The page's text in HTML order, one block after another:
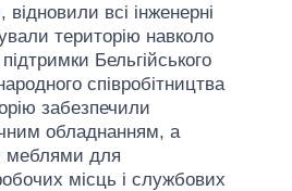
всі інженерні
територію навколо
Бельгійського
співробітництва
забезпечили
обладнанням, а
меблями для
місць і службових